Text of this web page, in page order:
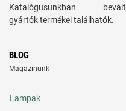
Katalógusunkban bevált
gyártók termékei találhatók.
BLOG
Magazinunk
Lampak